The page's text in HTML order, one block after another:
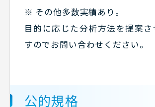
※ その他多数実績あり。
目的に応じた分析方法を提案さ
すのでお問い合わせください。
公的規格